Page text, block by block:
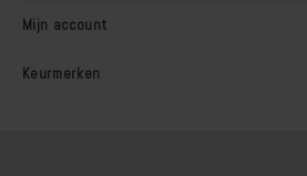
Mijn account
Keurmerken